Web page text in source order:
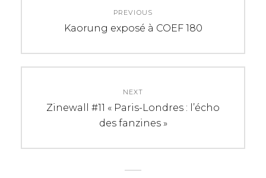
l’article
PREVIOUS
Previous
Kaorung exposé à COEF 180
NEXT
Next
Zinewall #11 « Paris-Londres : l’écho
des fanzines »